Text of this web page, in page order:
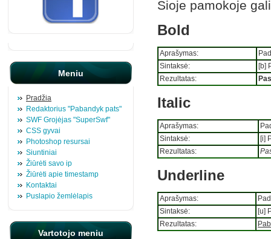
Meniu
Pradžia
Redaktorius "Pabandyk pats"
SWF Grojėjas "SuperSwf"
CSS gyvai
Photoshop resursai
Siuntiniai
Žiūrėti savo ip
Žiūrėti apie timestamp
Kontaktai
Puslapio žemlėlapis
Vartotojo meniu
Šioje pamokoje
Bold
Aprašymas:
Sintaksė:
[b]
Rezultatas:
Italic
Aprašymas:
Sintaksė:
[i]
Rezultatas:
Underline
Aprašymas:
Sintaksė:
[u]
Rezultatas: